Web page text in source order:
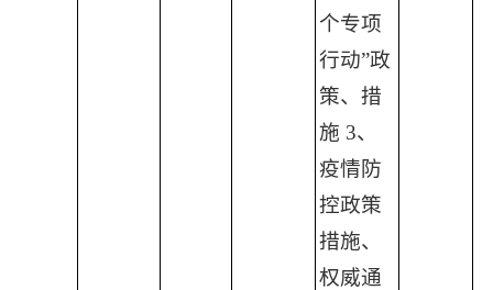
个专项
行动”政
策、措
施 3、
疫情防
控政策
措施、
权威通